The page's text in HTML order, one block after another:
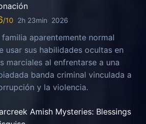
2h 23min 2026
familia aparentemente normal
usar sus habilidades ocultas en
marciales al enfrentarse a una
banda criminal vinculada a
y la violencia.
Amish Mysteries: Blessings